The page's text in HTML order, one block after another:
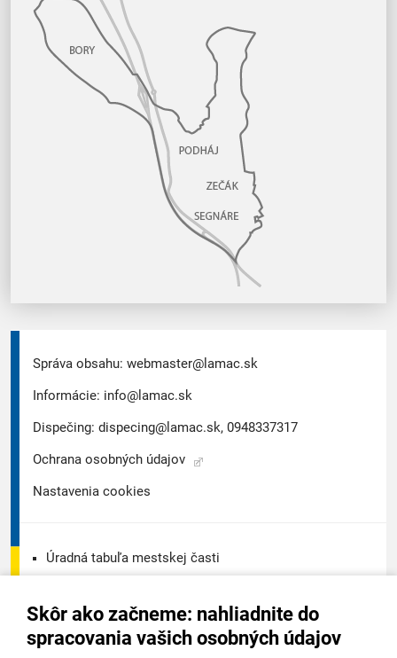
Skôr ako začneme: nahliadnite do
spracovania vašich osobných údajov
Správa obsahu: webmaster@lamac.sk
Informácie: info@lamac.sk
Dispečing: dispecing@lamac.sk, 0948337317
Ochrana osobných údajov
Nastavenia cookies
Úradná tabuľa mestskej časti
Úradná tabuľa stavebného úradu